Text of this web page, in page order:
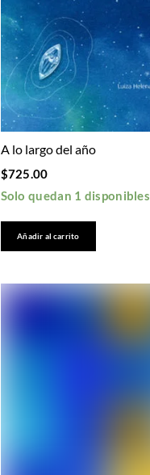
A lo largo del año
$725.00
Solo quedan 1 disponibles
Añadir al carrito